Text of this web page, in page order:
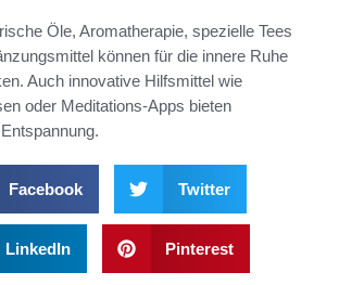
Öle, Aromatherapie, spezielle Tees
können für die innere Ruhe
Auch innovative Hilfsmittel wie
oder Meditations-Apps bieten
Facebook Twitter
LinkedIn Pinterest